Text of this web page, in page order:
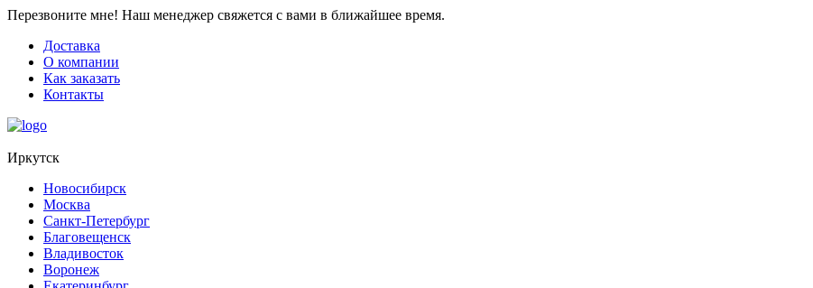
Перезвоните мне! Наш менеджер свяжется с вами в ближайшее время.
Доставка
О компании
Как заказать
Контакты
Иркутск
Новосибирск
Москва
Санкт-Петербург
Благовещенск
Владивосток
Воронеж